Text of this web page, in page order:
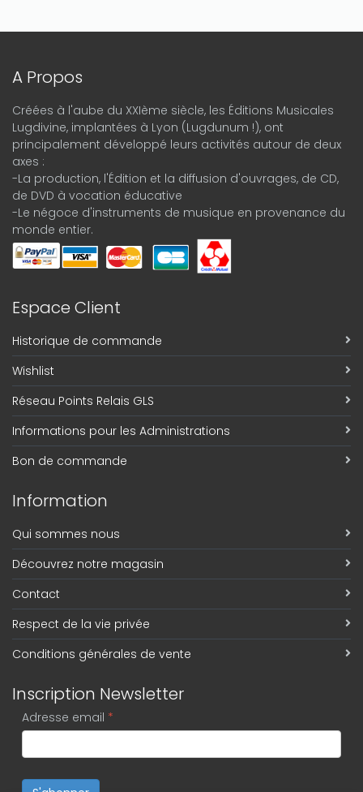
A Propos
Créées à l'aube du XXIème siècle, les Éditions Musicales
Lugdivine, implantées à Lyon (Lugdunum !), ont
principalement développé leurs activités autour de deux
axes :
-La production, l'Édition et la diffusion d'ouvrages, de CD,
de DVD à vocation éducative
-Le négoce d'instruments de musique en provenance du
monde entier.
Espace Client
Historique de commande
Wishlist
Réseau Points Relais GLS
Informations pour les Administrations
Bon de commande
Information
Qui sommes nous
Découvrez notre magasin
Contact
Respect de la vie privée
Conditions générales de vente
Inscription Newsletter
Adresse email *